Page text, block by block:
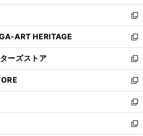
ウ
で
開
く
ン
ド
ウ
で
開
く
新
し
い
ウ
ィ
ン
ド
ウ
で
開
く
ART HERITAGE
新
し
い
ウ
ィ
ン
ド
ウ
で
開
ーズストア
新
し
い
ウ
ィ
ン
ド
新
し
い
ウ
ィ
新
し
い
新